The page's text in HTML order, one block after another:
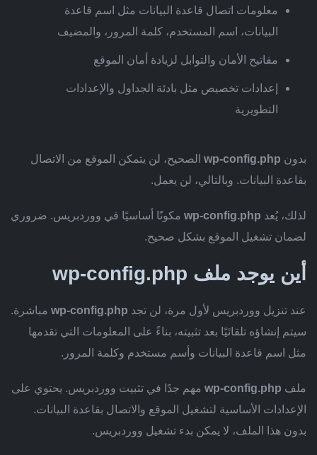
معلومات اتصال قاعدة البيانات مثل اسم قاعدة
البيانات، اسم المستخدم، كلمة المرور، والمضيف
مفاتيح الأمان والتوابل لزيادة أمان الموقع
إعدادات تخصيص مثل بادئة الجداول والإعدادات
التطويرية
بدون wp-config.php الصحيح، لن يتمكن الموقع من الاتصال
بقاعدة البيانات. وبالتالي، لن يعمل.
لذلك، يُعد wp-config.php مكونًا أساسيًا في ووردبريس. ضروري
لضمان تشغيل الموقع بشكل صحيح.
أين يوجد ملف wp-config.php
عند تنزيل ووردبريس لأول مرة، لن تجد wp-config.php مباشرة.
سيتم إنشاؤه تلقائيًا بعد تثبيته، بناءً على المعلومات التي تقدمها
مثل اسم قاعدة البيانات وأسم مستخدم وكلمة المرور.
ملف wp-config.php مهم جدًا في تثبيت ووردبريس. يحتوي على
الإعدادات الأساسية لتشغيل الموقع والاتصال بقاعدة البيانات.
بدون هذا الملف، لا يمكن بدء تشغيل ووردبريس.